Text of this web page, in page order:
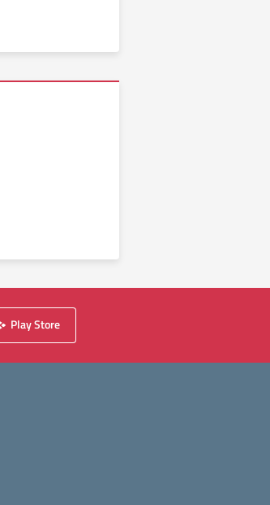
Play Store